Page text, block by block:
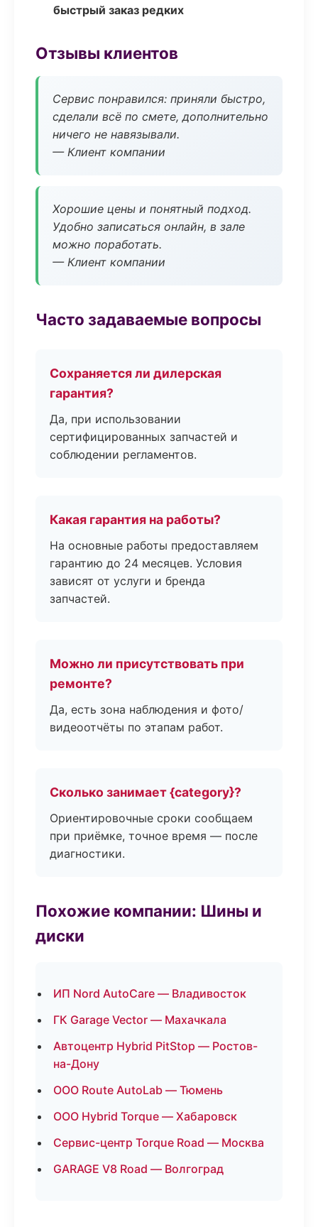
быстрый заказ редких
Отзывы клиентов
Сервис понравился: приняли быстро,
сделали всё по смете, дополнительно
ничего не навязывали.
— Клиент компании
Хорошие цены и понятный подход.
Удобно записаться онлайн, в зале
можно поработать.
— Клиент компании
Часто задаваемые вопросы
Сохраняется ли дилерская
гарантия?
Да, при использовании
сертифицированных запчастей и
соблюдении регламентов.
Какая гарантия на работы?
На основные работы предоставляем
гарантию до 24 месяцев. Условия
зависят от услуги и бренда
запчастей.
Можно ли присутствовать при
ремонте?
Да, есть зона наблюдения и фото/
видеоотчёты по этапам работ.
Сколько занимает {category}?
Ориентировочные сроки сообщаем
при приёмке, точное время — после
диагностики.
Похожие компании: Шины и
диски
ИП Nord AutoCare — Владивосток
ГК Garage Vector — Махачкала
Автоцентр Hybrid PitStop — Ростов-
на-Дону
ООО Route AutoLab — Тюмень
ООО Hybrid Torque — Хабаровск
Сервис-центр Torque Road — Москва
GARAGE V8 Road — Волгоград